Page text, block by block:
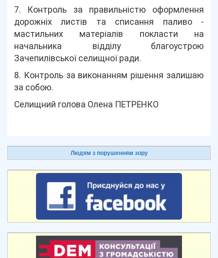
7. Контроль за правильністю оформлення
дорожніх листів та списання паливо -
мастильних матеріалів покласти на
начальника відділу благоустрою
Зачепилівської селищної ради.
8. Контроль за виконанням рішення залишаю
за собою.
Селищний голова Олена ПЕТРЕНКО
Людям з порушенням зору